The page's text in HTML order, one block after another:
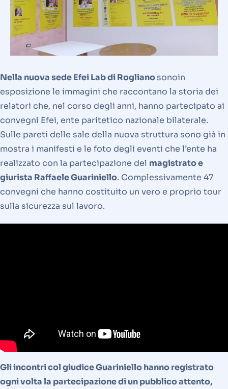
Nella nuova sede Efei Lab di Roglianosonoin
esposizione le immagini che raccontano la storia dei
relatori che, nel corso degli anni, hanno partecipato ai
convegni Efei, ente paritetico nazionale bilaterale.
Sulle pareti delle sale della nuova struttura sono già in
mostra i manifesti e le foto degli eventi che l’ente ha
realizzato con la partecipazione del magistrato e
giurista Raffaele Guariniello. Complessivamente 47
convegni che hanno costituito un vero e proprio tour
sulla sicurezza sul lavoro.
Gli incontri col giudice Guariniello hanno registrato
ogni volta la partecipazione di un pubblico attento,